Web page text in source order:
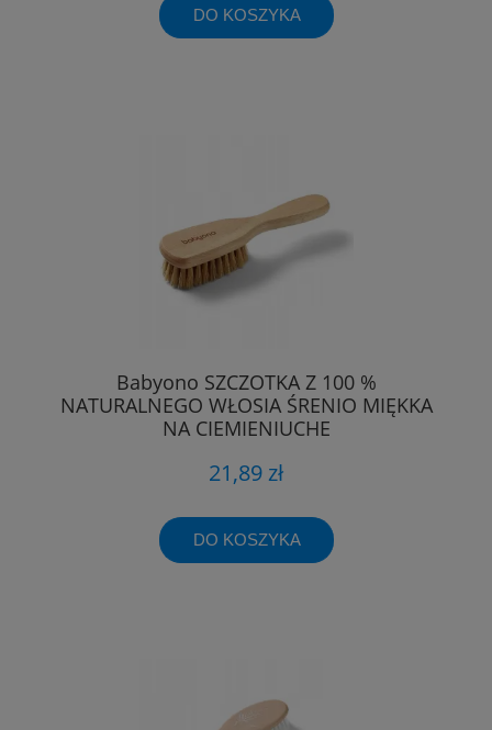
DO KOSZYKA
Babyono SZCZOTKA Z 100 %
NATURALNEGO WŁOSIA ŚRENIO MIĘKKA
NA CIEMIENIUCHE
21,89 zł
DO KOSZYKA